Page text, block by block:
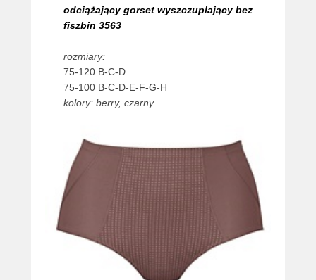
odciążający gorset wyszczuplający bez
fiszbin 3563
rozmiary:
75-120 B-C-D
75-100 B-C-D-E-F-G-H
kolory: berry, czarny